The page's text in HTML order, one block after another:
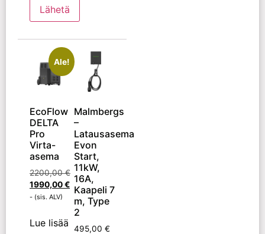
Ale!
EcoFlow
DELTA
Pro
Virta-
asema
2200,00€
1990,00€
- (sis. ALV)
Lue lisää
Malmbergs
–
Latausasema
Evon
Start,
11kW,
16A,
Kaapeli 7
m, Type
2
495,00 €